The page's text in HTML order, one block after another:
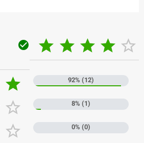
     
 92% (12)
 8% (1)
 0% (0)